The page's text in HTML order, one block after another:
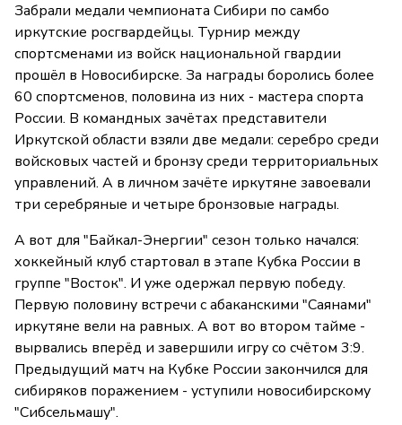
Забрали медали чемпионата Сибири по самбо
иркутские росгвардейцы. Турнир между
спортсменами из войск национальной гвардии
прошёл в Новосибирске. За награды боролись более
60 спортсменов, половина из них - мастера спорта
России. В командных зачётах представители
Иркутской области взяли две медали: серебро среди
войсковых частей и бронзу среди территориальных
управлений. А в личном зачёте иркутяне завоевали
три серебряные и четыре бронзовые награды.
А вот для "Байкал-Энергии" сезон только начался:
хоккейный клуб стартовал в этапе Кубка России в
группе "Восток". И уже одержал первую победу.
Первую половину встречи с абаканскими "Саянами"
иркутяне вели на равных. А вот во втором тайме -
вырвались вперёд и завершили игру со счётом 3:9.
Предыдущий матч на Кубке России закончился для
сибиряков поражением - уступили новосибирскому
"Сибсельмашу".